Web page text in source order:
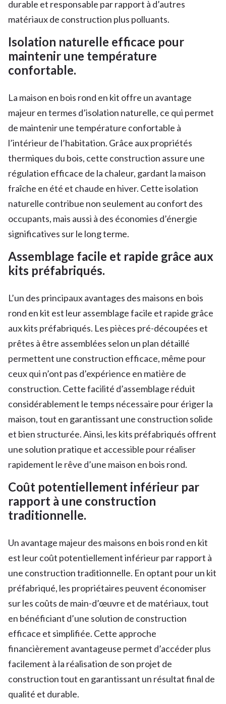
durable et responsable par rapport à d’autres
matériaux de construction plus polluants.
Isolation naturelle efficace pour
maintenir une température
confortable.
La maison en bois rond en kit offre un avantage
majeur en termes d’isolation naturelle, ce qui permet
de maintenir une température confortable à
l’intérieur de l’habitation. Grâce aux propriétés
thermiques du bois, cette construction assure une
régulation efficace de la chaleur, gardant la maison
fraîche en été et chaude en hiver. Cette isolation
naturelle contribue non seulement au confort des
occupants, mais aussi à des économies d’énergie
significatives sur le long terme.
Assemblage facile et rapide grâce aux
kits préfabriqués.
L’un des principaux avantages des maisons en bois
rond en kit est leur assemblage facile et rapide grâce
aux kits préfabriqués. Les pièces pré-découpées et
prêtes à être assemblées selon un plan détaillé
permettent une construction efficace, même pour
ceux qui n’ont pas d’expérience en matière de
construction. Cette facilité d’assemblage réduit
considérablement le temps nécessaire pour ériger la
maison, tout en garantissant une construction solide
et bien structurée. Ainsi, les kits préfabriqués offrent
une solution pratique et accessible pour réaliser
rapidement le rêve d’une maison en bois rond.
Coût potentiellement inférieur par
rapport à une construction
traditionnelle.
Un avantage majeur des maisons en bois rond en kit
est leur coût potentiellement inférieur par rapport à
une construction traditionnelle. En optant pour un kit
préfabriqué, les propriétaires peuvent économiser
sur les coûts de main-d’œuvre et de matériaux, tout
en bénéficiant d’une solution de construction
efficace et simplifiée. Cette approche
financièrement avantageuse permet d’accéder plus
facilement à la réalisation de son projet de
construction tout en garantissant un résultat final de
qualité et durable.